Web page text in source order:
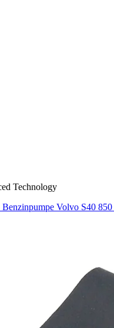
Technology
Volvo S40